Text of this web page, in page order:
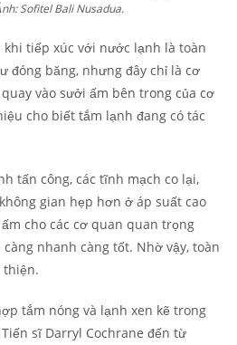
Sofitel Bali Nusadua.
khi tiếp xúc với nước lạnh là toàn
đóng băng, nhưng đây chỉ là cơ
vào sưởi ấm bên trong của cơ
cho biết tắm lạnh đang có tác
tấn công, các tĩnh mạch co lại,
gian hẹp hơn ở áp suất cao
cho các cơ quan quan trọng
nhanh càng tốt. Nhờ vậy, toàn
thiện.
tắm nóng và lạnh xen kẽ trong
sĩ Darryl Cochrane đến từ